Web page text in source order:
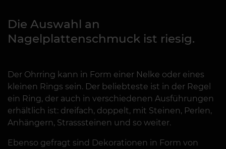
Die Auswahl an
Nagelplattenschmuck ist riesig.
Der Ohrring kann in Form einer Nelke oder eines
kleinen Rings sein. Der beliebteste ist in der Regel
ein Ring, der auch in verschiedenen Ausführungen
erhältlich ist: dreifach, doppelt, mit Steinen, Perlen,
Anhängern, Strasssteinen und so weiter.
Ebenso gefragt sind Dekorationen in Form von